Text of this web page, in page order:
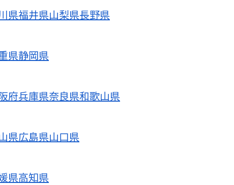
県福井県山梨県長野県
県静岡県
府兵庫県奈良県和歌山県
県広島県山口県
県高知県